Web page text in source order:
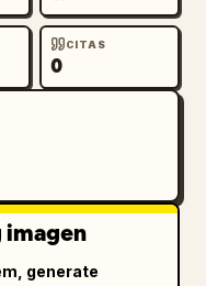
CITAS
0
imagen
generate